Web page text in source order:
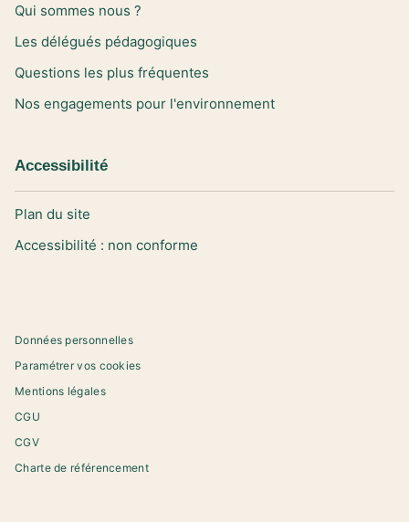
Qui sommes nous ?
Les délégués pédagogiques
Questions les plus fréquentes
Nos engagements pour l'environnement
Accessibilité
Plan du site
Accessibilité : non conforme
Données personnelles
Paramétrer vos cookies
Mentions légales
CGU
CGV
Charte de référencement